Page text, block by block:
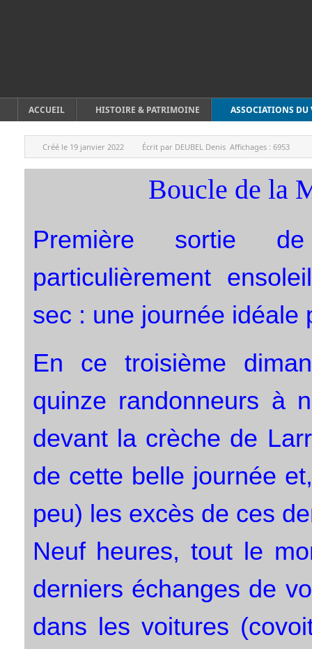
ACCUEIL HISTOIRE & PATRIMOINE ASSOCIATIONS DU
Créé le 19 janvier 2022 Écrit par DEUBEL Denis Affichages : 6953
Boucle de la
Première sortie
particulièrement
sec : une journée idéale
En ce troisième
quinze randonneurs à
devant la crèche de
de cette belle journée
peu) les excès de ces
Neuf heures, tout le
derniers échanges de
dans les voitures